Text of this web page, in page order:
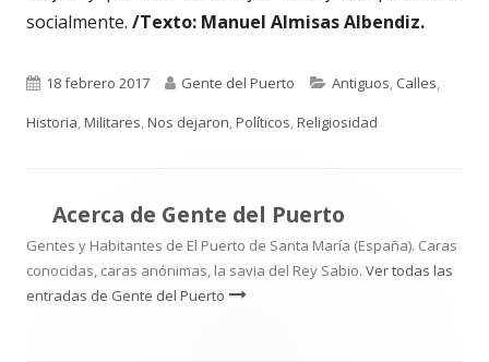
socialmente. /Texto: Manuel Almisas Albendiz.
Publicado
el
18 febrero 2017 Autor
Gente del Puerto Categorías
Antiguos, Calles,
Historia,Militares,Nos dejaron,Políticos,Religiosidad
Acerca de Gente del Puerto
Gentes y Habitantes de El Puerto de Santa María (España). Caras
conocidas, caras anónimas, la savia del Rey Sabio. Ver todas las
entradas de Gente del Puerto